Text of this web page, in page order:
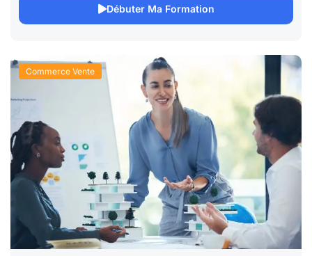
Débuter Ma Formation
Commerce Vente